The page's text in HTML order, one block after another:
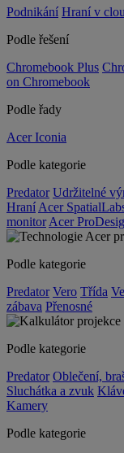
Podnikání Hraní v
Podle řešení
Chromebook Plus
on Chromebook
Podle řady
Acer Iconia
Podle kategorie
Predator Udržitelné
Hraní Acer
monitor Acer
Podle kategorie
Predator Vero Třída
zábava Přenosné
Podle kategorie
Predator Oblečení,
Sluchátka a zvuk
Kamery
Podle kategorie